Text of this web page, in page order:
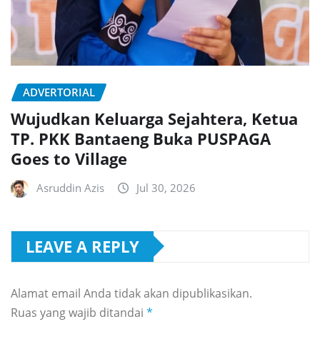
ADVERTORIAL
Wujudkan Keluarga Sejahtera, Ketua
TP. PKK Bantaeng Buka PUSPAGA
Goes to Village
Asruddin Azis Jul 30, 2026
LEAVE A REPLY
Alamat email Anda tidak akan dipublikasikan.
Ruas yang wajib ditandai *